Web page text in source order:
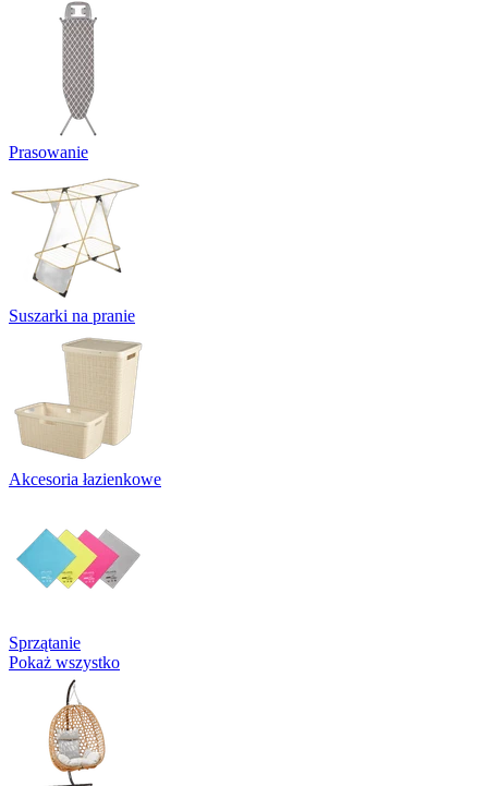
Prasowanie
Suszarki na pranie
Akcesoria łazienkowe
Sprzątanie
Pokaż wszystko